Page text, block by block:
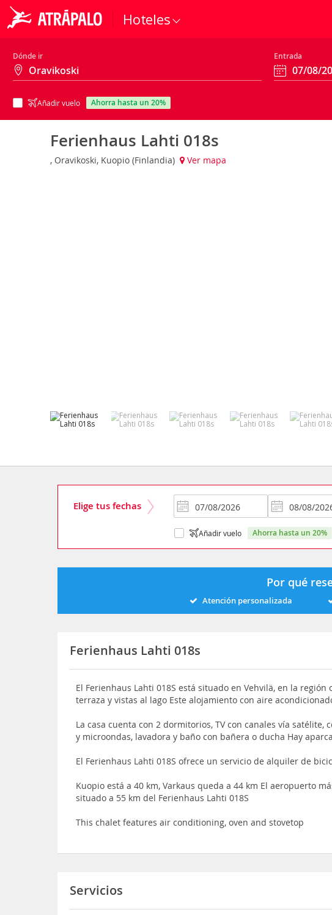
Hoteles
Dónde ir Entrada
Añadir vuelo ahorra hasta un 20%
Ferienhaus Lahti 018s
, Oravikoski, Kuopio (Finlandia) Ver mapa
Elige tus fechas
Añadir vuelo ahorra hasta un 20%
Por qué
Atención personalizada
Ferienhaus Lahti 018s
El Ferienhaus Lahti 018S está situado en Vehvilä, en la
terraza y vistas al lago Este alojamiento con aire
La casa cuenta con 2 dormitorios, TV con canales vía satélite,
y microondas, lavadora y baño con bañera o ducha Hay
El Ferienhaus Lahti 018S ofrece un servicio de alquiler de
Kuopio está a 40 km, Varkaus queda a 44 km El aeropuerto
situado a 55 km del Ferienhaus Lahti 018S
This chalet features air conditioning, oven and stovetop
Servicios